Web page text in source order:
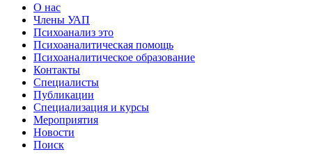
О нас
Члены УАП
Психоанализ это
Психоаналитическая помощь
Психоаналитическое образование
Контакты
Специалисты
Публикации
Специализация и курсы
Мероприятия
Новости
Поиск